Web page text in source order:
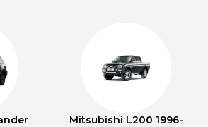
Mitsubishi L200 1996-